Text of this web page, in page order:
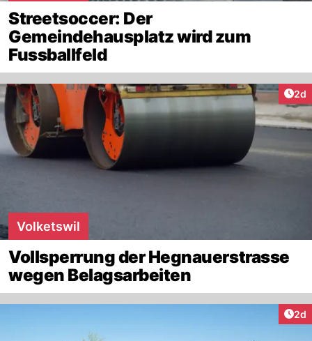
Streetsoccer: Der
Gemeindehausplatz wird zum
Fussballfeld
2d
Volketswil
Vollsperrung der Hegnauerstrasse
wegen Belagsarbeiten
2d